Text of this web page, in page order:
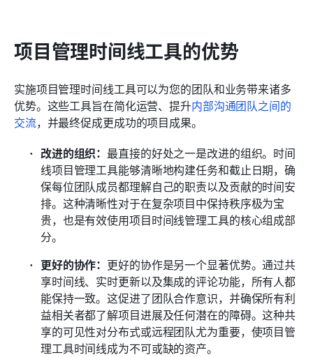
项目管理时间线工具的优势
实施项目管理时间线工具可以为您的团队和业务带来诸多
优势。这些工具旨在简化运营、提升内部沟通团队之间的
交流，并最终促成更成功的项目成果。
改进的组织：最直接的好处之一是改进的组织。时间
线项目管理工具能够清晰地构建任务和截止日期，确
保每位团队成员都理解自己的职责以及贡献的时间安
排。这种清晰性对于在复杂项目中保持秩序极为宝
贵，也是有效使用项目时间线管理工具的核心组成部
分。
更好的协作： 更好的协作是另一个显著优势。通过共
享时间线、实时更新以及集成的评论功能，所有人都
能保持一致。这促进了团队合作意识，并确保所有利
益相关者都了解项目进展及任何潜在的障碍。这种共
享的可见性对分布式或远程团队尤为重要，使项目管
理工具时间线成为不可或缺的资产。